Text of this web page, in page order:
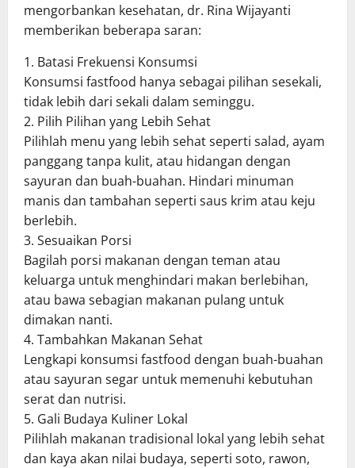
mengorbankan kesehatan, dr. Rina Wijayanti
memberikan beberapa saran:
1. Batasi Frekuensi Konsumsi
Konsumsi fastfood hanya sebagai pilihan sesekali,
tidak lebih dari sekali dalam seminggu.
2. Pilih Pilihan yang Lebih Sehat
Pilihlah menu yang lebih sehat seperti salad, ayam
panggang tanpa kulit, atau hidangan dengan
sayuran dan buah-buahan. Hindari minuman
manis dan tambahan seperti saus krim atau keju
berlebih.
3. Sesuaikan Porsi
Bagilah porsi makanan dengan teman atau
keluarga untuk menghindari makan berlebihan,
atau bawa sebagian makanan pulang untuk
dimakan nanti.
4. Tambahkan Makanan Sehat
Lengkapi konsumsi fastfood dengan buah-buahan
atau sayuran segar untuk memenuhi kebutuhan
serat dan nutrisi.
5. Gali Budaya Kuliner Lokal
Pilihlah makanan tradisional lokal yang lebih sehat
dan kaya akan nilai budaya, seperti soto, rawon,